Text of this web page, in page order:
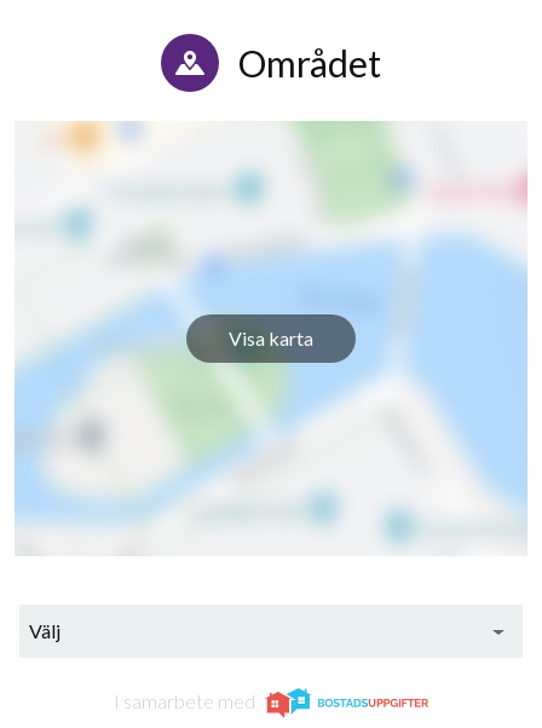
Görjelycksgatan 27
Görjelycksgatan 29
Området
Visa karta
Välj
I samarbete med